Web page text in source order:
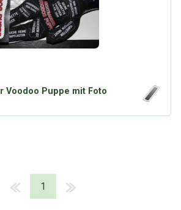
Voodoo Puppe mit Foto
1